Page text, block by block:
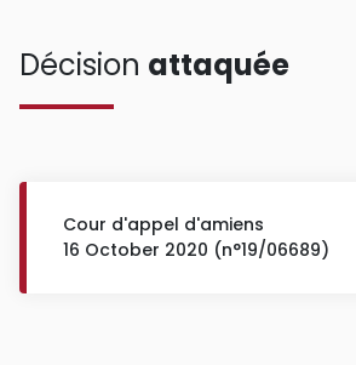
Décision attaquée
Cour d'appel d'amiens
16 October 2020 (n°19/06689)